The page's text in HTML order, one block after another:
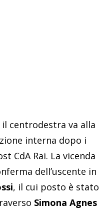
centrodestra va alla
interna dopo i
CdA Rai. La vicenda
dell’uscente in
, il cui posto è stato
Simona Agnes